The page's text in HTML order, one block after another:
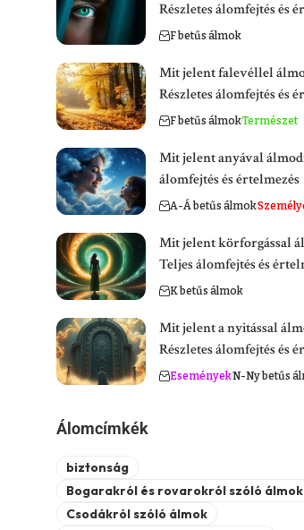
Részletes álomfejtés és
F betűs álmok
Mit jelent falevéllel
Részletes álomfejtés és
F betűs álmokTermészet
Mit jelent anyával
álomfejtés és értelmezés
A-Á betűs álmok
Mit jelent körforgással
Teljes álomfejtés és
K betűs álmok
Mit jelent a nyitással
Részletes álomfejtés és
EseményekN-Ny betűs
Álomcímkék
biztonság
Bogarakról és rovarokról szóló álmok
Csodákról szóló álmok